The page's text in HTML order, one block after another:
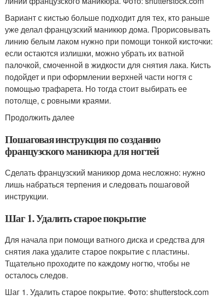
Вариант с кистью больше подходит для тех, кто раньше
уже делал французский маникюр дома. Прорисовывать
линию белым лаком нужно при помощи тонкой кисточки:
если остаются излишки, можно убрать их ватной
палочкой, смоченной в жидкости для снятия лака. Кисть
подойдет и при оформлении верхней части ногтя с
помощью трафарета. Но тогда стоит выбирать ее
потолще, с ровными краями.
Продолжить далее
Пошаговая инструкция по созданию
французского маникюра для ногтей
Сделать французский маникюр дома несложно: нужно
лишь набраться терпения и следовать пошаговой
инструкции.
Шаг 1. Удалить старое покрытие
Для начала при помощи ватного диска и средства для
снятия лака удалите старое покрытие с пластины.
Тщательно проходите по каждому ногтю, чтобы не
осталось следов.
Шаг 1. Удалить старое покрытие. Фото: shutterstock.com